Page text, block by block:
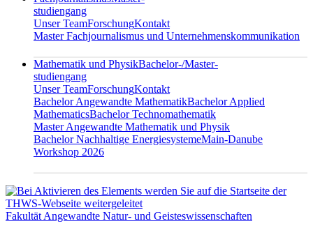
studiengang
Unser TeamForschungKontakt
Master Fachjournalismus und Unternehmenskommunikation
Mathematik und PhysikBachelor-/Master-
studiengang
Unser TeamForschungKontakt
Bachelor Angewandte MathematikBachelor Applied
MathematicsBachelor Technomathematik
Master Angewandte Mathematik und Physik
Bachelor Nachhaltige EnergiesystemeMain-Danube
Workshop 2026
Fakultät Angewandte Natur- und Geisteswissenschaften